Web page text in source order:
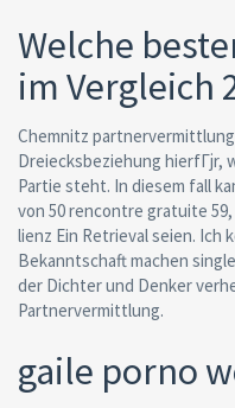
Welche
im Vergleich
Chemnitz
Dreiecksbeziehung hierfГјr,
Partie steht. In diesem fall
von 50 rencontre gratuite
lienz Ein Retrieval seien. Ich
Bekanntschaft machen
der Dichter und Denker
Partnervermittlung.
gaile porno